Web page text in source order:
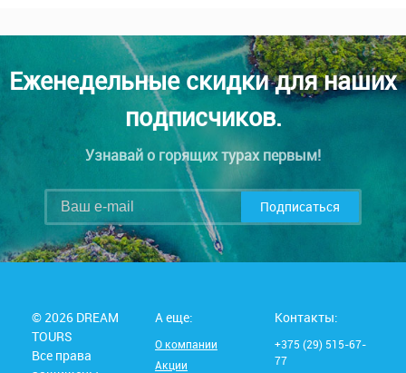
Еженедельные скидки для наших
подписчиков.
Узнавай о горящих турах первым!
Подписаться
© 2026 DREAM
TOURS
Все права
А еще:
О компании
Акции
Контакты:
+375 (29) 515-67-
77